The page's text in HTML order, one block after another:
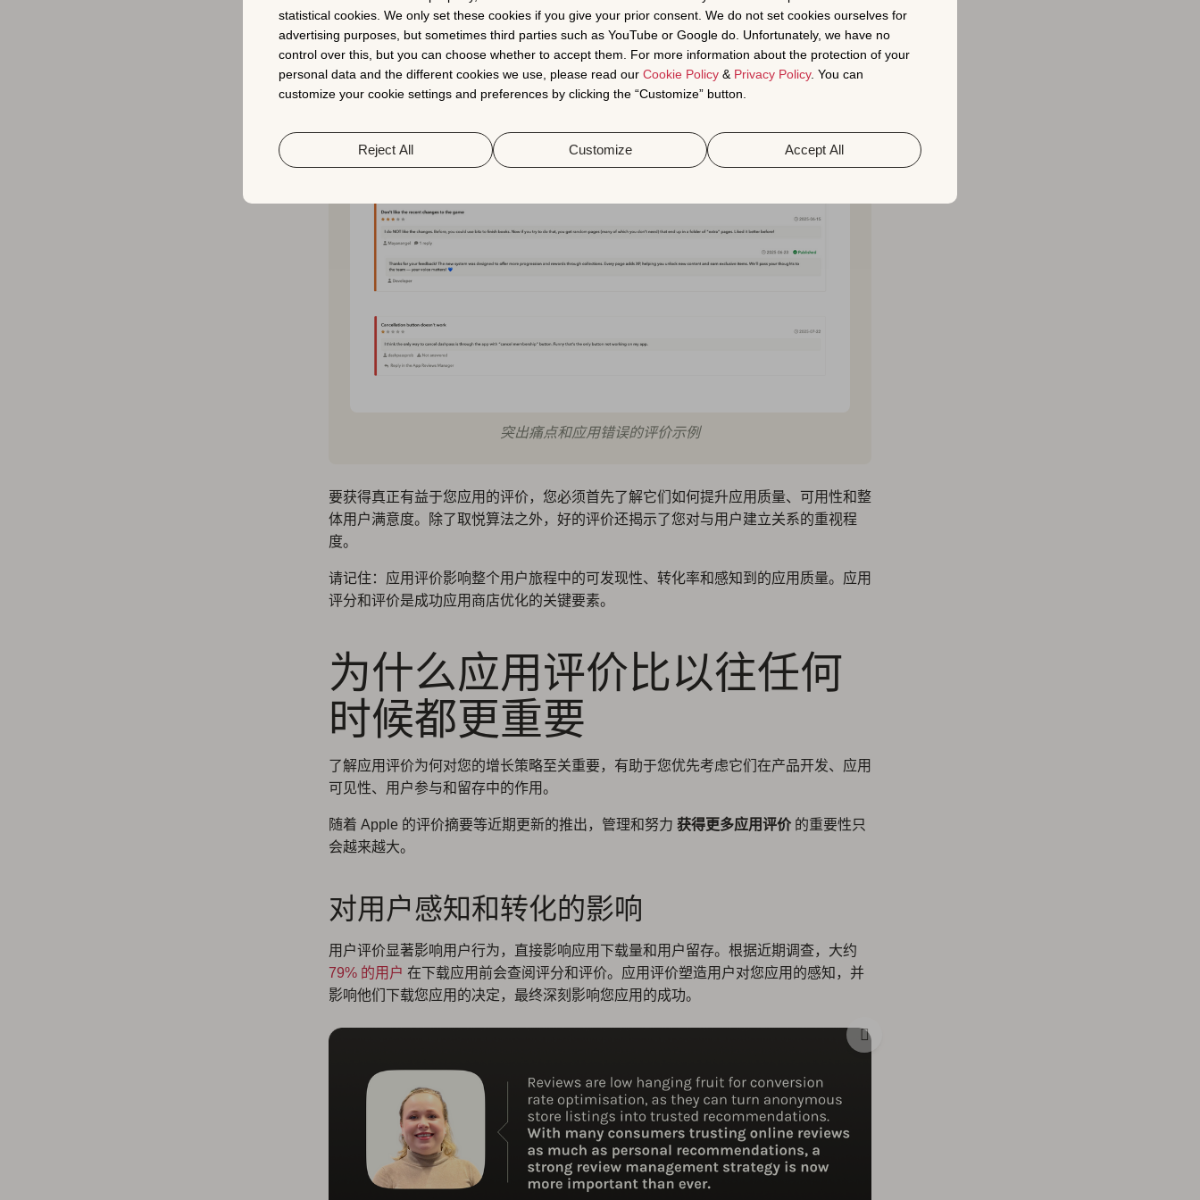
statistical cookies. We only set these cookies if you give your prior consent. We do not set cookies ourselves for
advertising purposes, but sometimes third parties such as YouTube or Google do. Unfortunately, we have no
control over this, but you can choose whether to accept them. For more information about the protection of your
personal data and the different cookies we use, please read our Cookie Policy & Privacy Policy. You can
customize your cookie settings and preferences by clicking the “Customize” button.
Reject All Customize Accept All
应用评价不仅仅是用户满意度的反映；它们是用户与开发者之间的直接沟通渠道。它们
有助于识别痛点、更快地修复错误、突出热门功能并发现改进机会。积极监控和分析评
价以更好地了解用户期望，将帮助您了解如何改进应用、增加应用评价，并最终推动应
突出痛点和应用错误的评价示例
要获得真正有益于您应用的评价，您必须首先了解它们如何提升应用质量、可用性和整
体用户满意度。除了取悦算法之外，好的评价还揭示了您对与用户建立关系的重视程
度。
请记住：应用评价影响整个用户旅程中的可发现性、转化率和感知到的应用质量。应用
评分和评价是成功应用商店优化的关键要素。
为什么应用评价比以往任何
时候都更重要
了解应用评价为何对您的增长策略至关重要，有助于您优先考虑它们在产品开发、应用
可见性、用户参与和留存中的作用。
随着 Apple 的评价摘要等近期更新的推出，管理和努力 获得更多应用评价 的重要性只
会越来越大。
对用户感知和转化的影响
用户评价显著影响用户行为，直接影响应用下载量和用户留存。根据近期调查，大约
79% 的用户 在下载应用前会查阅评分和评价。应用评价塑造用户对您应用的感知，并
影响他们下载您应用的决定，最终深刻影响您应用的成功。